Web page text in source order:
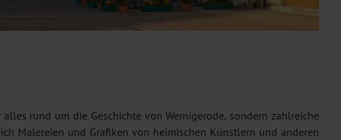
rund um die Geschichte von Wernigerode, sondern zahlreiche
Malereien und Grafiken von heimischen Künstlern und anderen